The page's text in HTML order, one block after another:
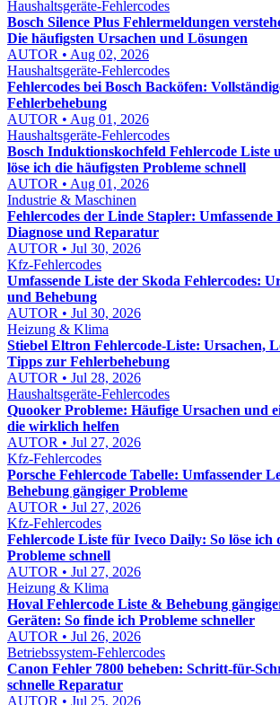
Haushaltsgeräte-Fehlercodes
Bosch Silence Plus Fehlermeldungen
Die häufigsten Ursachen und Lösungen
AUTOR • Aug 02, 2026
Haushaltsgeräte-Fehlercodes
Fehlercodes bei Bosch Backöfen:
Fehlerbehebung
AUTOR • Aug 01, 2026
Haushaltsgeräte-Fehlercodes
Bosch Induktionskochfeld Fehlercode Liste
löse ich die häufigsten Probleme schnell
AUTOR • Aug 01, 2026
Industrie & Maschinen
Fehlercodes der Linde Stapler: Umfassende
Diagnose und Reparatur
AUTOR • Jul 30, 2026
Kfz-Fehlercodes
Umfassende Liste der Skoda Fehlercodes:
und Behebung
AUTOR • Jul 30, 2026
Heizung & Klima
Stiebel Eltron Fehlercode-Liste: Ursachen,
Tipps zur Fehlerbehebung
AUTOR • Jul 28, 2026
Haushaltsgeräte-Fehlercodes
Quooker Probleme: Häufige Ursachen und
die wirklich helfen
AUTOR • Jul 27, 2026
Kfz-Fehlercodes
Porsche Fehlercode Tabelle: Umfassender
Behebung gängiger Probleme
AUTOR • Jul 27, 2026
Kfz-Fehlercodes
Fehlercode Liste für Iveco Daily: So löse ich
Probleme schnell
AUTOR • Jul 27, 2026
Heizung & Klima
Hoval Fehlercode Liste & Behebung
Geräten: So finde ich Probleme schneller
AUTOR • Jul 26, 2026
Betriebssystem-Fehlercodes
Canon Fehler 7800 beheben: Schritt-für-
schnelle Reparatur
AUTOR • Jul 25, 2026